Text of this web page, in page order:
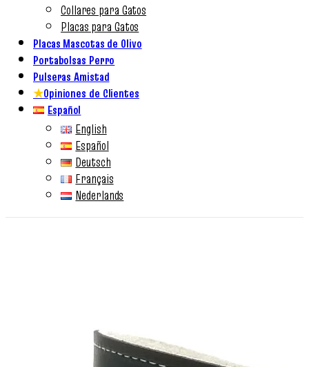
Collares para Gatos
Placas para Gatos
Placas Mascotas de Olivo
Portabolsas Perro
Pulseras Amistad
★Opiniones de Clientes
Español
English
Español
Deutsch
Français
Nederlands